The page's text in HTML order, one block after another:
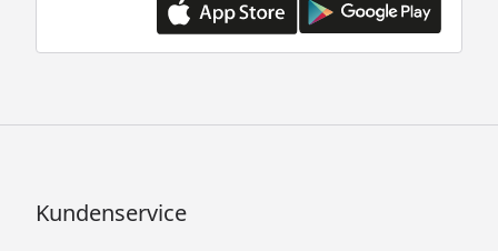
Kundenservice